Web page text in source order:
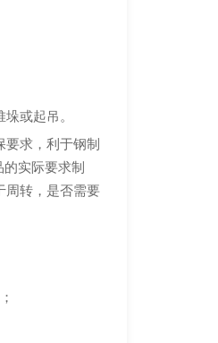
或起吊。
求，利于钢制
实际要求制
周转，是否需要